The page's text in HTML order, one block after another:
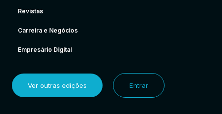
Revistas
Carreira e Negócios
Empresário Digital
Ver outras edições Entrar